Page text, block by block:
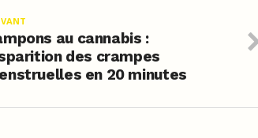
au cannabis :
des crampes
en 20 minutes